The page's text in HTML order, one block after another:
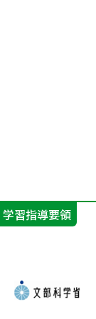
学習指導要領